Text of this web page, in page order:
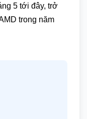
5 tới đây, trở
trong năm